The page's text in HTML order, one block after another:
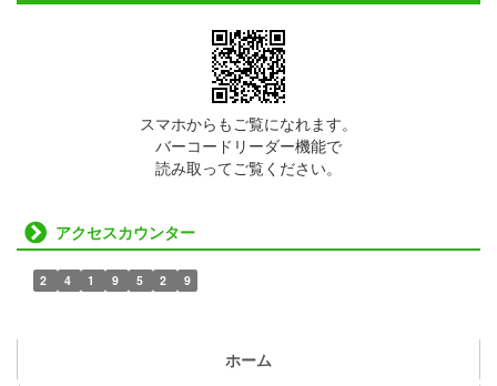
スマホからもご覧になれます。
バーコードリーダー機能で
読み取ってご覧ください。
アクセスカウンター
2 4 1 9 5 2 9
ホーム